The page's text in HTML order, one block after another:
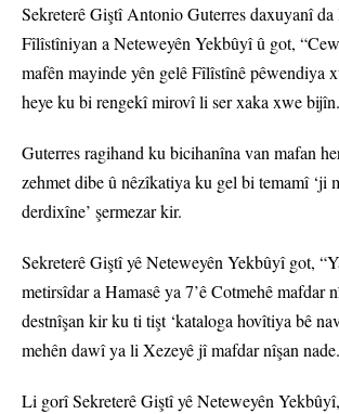
Sekreterê Giştî Antonio Guterres daxuyanî
Fîlîstîniyan a Neteweyên Yekbûyî û got,
mafên mayinde yên gelê Fîlîstînê pêwendiya
heye ku bi rengekî mirovî li ser xaka xwe
Guterres ragihand ku bicihanîna van mafan
zehmet dibe û nêzîkatiya ku gel bi temamî ‘ji
derdixîne’ şermezar kir.
Sekreterê Giştî yê Neteweyên Yekbûyî got,
metirsîdar a Hamasê ya 7’ê Cotmehê mafdar
destnîşan kir ku ti tişt ‘kataloga hovîtiya bê
mehên dawî ya li Xezeyê jî mafdar nîşan nade.
Li gorî Sekreterê Giştî yê Neteweyên